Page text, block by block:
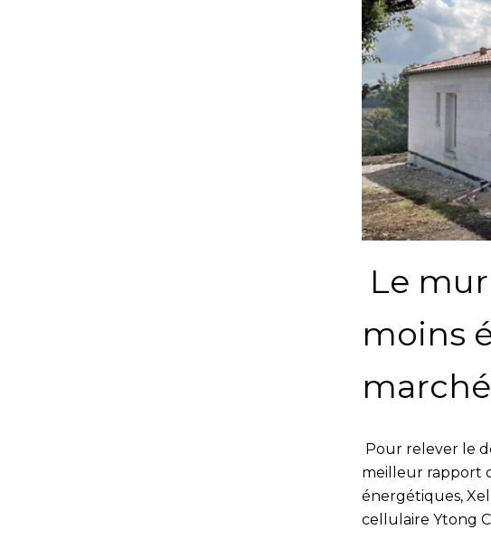
Le
moins
Pour relever le
meilleur rapport
énergétiques,
cellulaire Ytong